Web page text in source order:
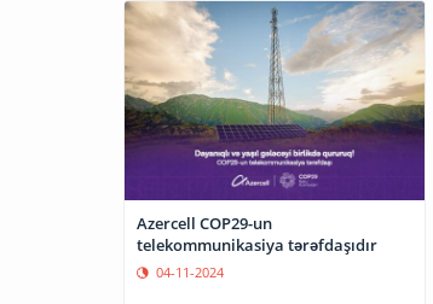
Azercell COP29-un
telekommunikasiya tərəfdaşıdır
04-11-2024